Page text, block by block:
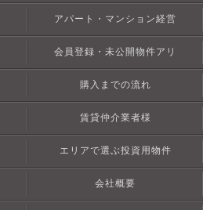
アパート・マンション経営
会員登録・未公開物件アリ
購入までの流れ
賃貸仲介業者様
エリアで選ぶ投資用物件
会社概要